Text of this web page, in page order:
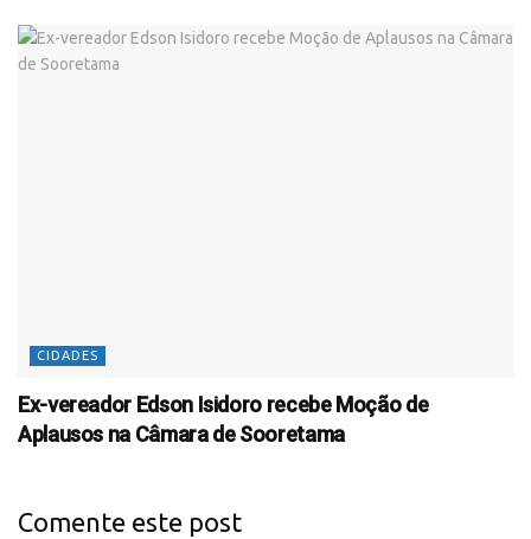
CIDADES
Ex-vereador Edson Isidoro recebe Moção de
Aplausos na Câmara de Sooretama
Comente este post